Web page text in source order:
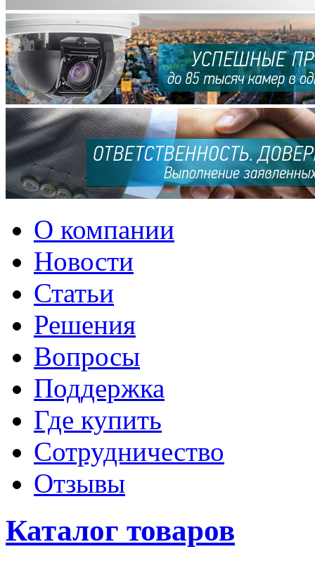
О компании
Новости
Статьи
Решения
Вопросы
Поддержка
Где купить
Сотрудничество
Отзывы
Каталог товаров